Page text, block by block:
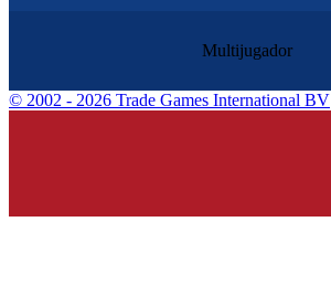
Multijugador
© 2002 - 2026 Trade Games International BV